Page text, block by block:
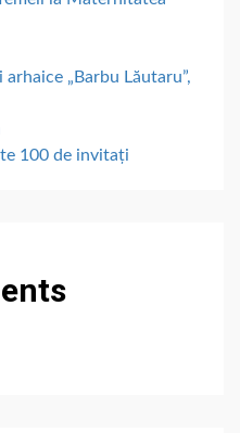
„Barbu Lăutaru”,
100 de invitați